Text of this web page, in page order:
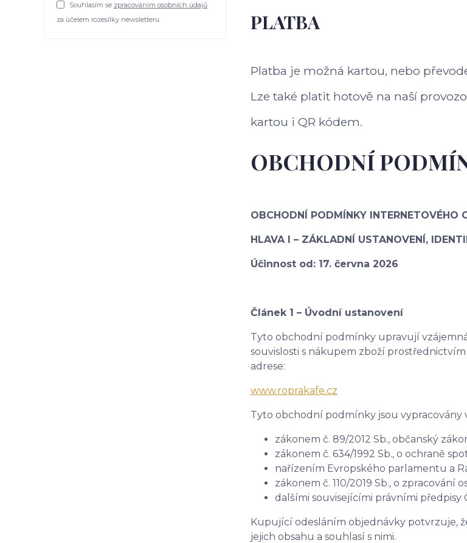
Souhlasím se zpracováním osobních údajů
za účelem rozesílky newsletteru.
PLATBA
Platba je možná kartou, nebo
Lze také platit hotově na naší
kartou i QR kódem.
OBCHODNÍ
OBCHODNÍ PODMÍNKY INTERNETOVÉHO
HLAVA I – ZÁKLADNÍ USTANOVENÍ,
Účinnost od: 17. června 2026
Článek 1 – Úvodní ustanovení
Tyto obchodní podmínky upravují
souvislosti s nákupem zboží
adrese:
www.roprakafe.cz
Tyto obchodní podmínky jsou vypracovány
zákonem č. 89/2012 Sb., občanský
zákonem č. 634/1992 Sb., o ochraně
nařízením Evropského parlamentu a
zákonem č. 110/2019 Sb., o zpracování
dalšími souvisejícími právními předpisy
Kupující odesláním objednávky potvrzuje,
jejich obsahu a souhlasí s nimi.